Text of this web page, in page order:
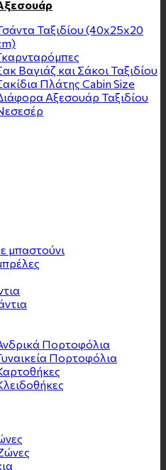
Ταξιδίου (40x25x20
Βαγιάζ και Σάκοι Ταξιδίου
Πλάτης Cabin Size
Αξεσουάρ Ταξιδίου
μπαστούνι
Πορτοφόλια
Πορτοφόλια